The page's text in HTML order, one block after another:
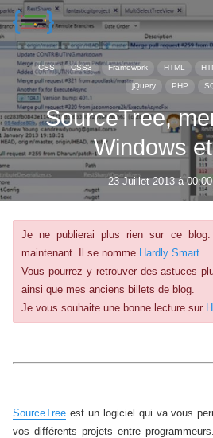
CSS CSS3 Framework HTML
jQuery PHP
SourceTree,
Windows
23 Juillet 2013 à
Je ne publierai plus rien sur ce
maintenant. Il se nomme Hardly Smart
Vous pourrez y retrouver des astuces
ainsi que mes anciens billets de blog.
Je vous souhaite une bonne lecture sur
SourceTree est un logiciel qui va vous
vos différents projets entre